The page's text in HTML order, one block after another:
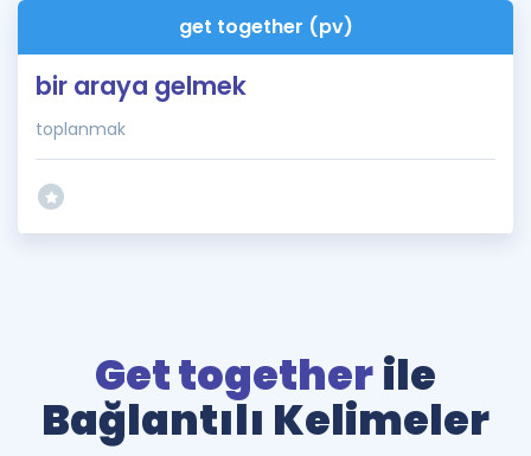
İngilizce Gramerget together (pv)
bir araya gelmek
toplanmak
Get togetherile
Bağlantılı Kelimeler